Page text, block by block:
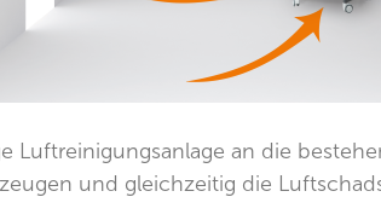
Luftreinigungsanlage an die
und gleichzeitig die